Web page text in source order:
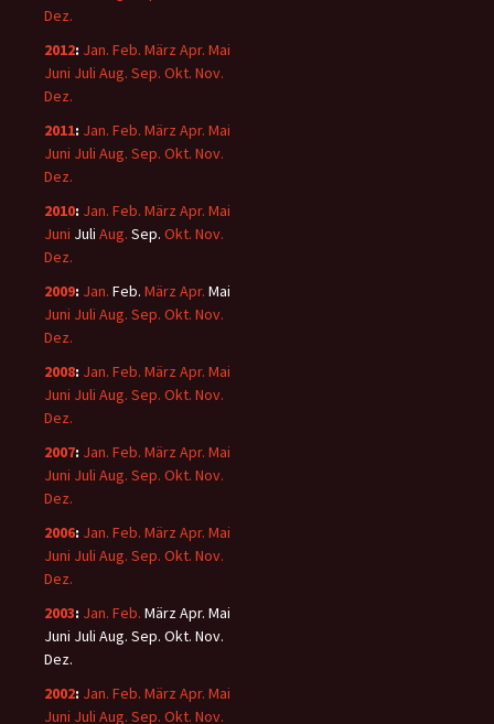
Dez.
2012: Jan. Feb. März Apr. Mai
Juni Juli Aug. Sep. Okt. Nov.
Dez.
2011: Jan. Feb. März Apr. Mai
Juni Juli Aug. Sep. Okt. Nov.
Dez.
2010: Jan. Feb. März Apr. Mai
Juni Juli Aug. Sep. Okt. Nov.
Dez.
2009: Jan. Feb. März Apr. Mai
Juni Juli Aug. Sep. Okt. Nov.
Dez.
2008: Jan. Feb. März Apr. Mai
Juni Juli Aug. Sep. Okt. Nov.
Dez.
2007: Jan. Feb. März Apr. Mai
Juni Juli Aug. Sep. Okt. Nov.
Dez.
2006: Jan. Feb. März Apr. Mai
Juni Juli Aug. Sep. Okt. Nov.
Dez.
2003: Jan. Feb. MärzApr. Mai
Juni Juli Aug. Sep. Okt. Nov.
Dez.
2002: Jan. Feb. März Apr. Mai
Juni Juli Aug. Sep. Okt. Nov.